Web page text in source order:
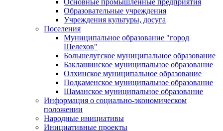
Образовательные учреждения
Учреждения культуры, досуга
Поселения
Муниципальное образование "город
Шелехов"
Большелугское муниципальное образование
Баклашинское муниципальное образование
Олхинское муниципальное образование
Подкаменское муниципальное образование
Шаманское муниципальное образование
Информация о социально-экономическом
положении
Народные инициативы
Инициативные проекты